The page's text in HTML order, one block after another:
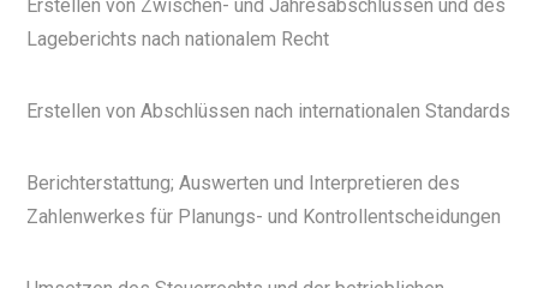
Erstellen von Zwischen- und Jahresabschlüssen und des
Lageberichts nach nationalem Recht
Erstellen von Abschlüssen nach internationalen Standards
Berichterstattung; Auswerten und Interpretieren des
Zahlenwerkes für Planungs- und Kontrollentscheidungen